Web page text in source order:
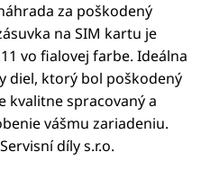
za poškodený
na SIM kartu je
vo fialovej farbe. Ideálna
diel, ktorý bol poškodený
kvalitne spracovaný a
vášmu zariadeniu.
díly s.r.o.